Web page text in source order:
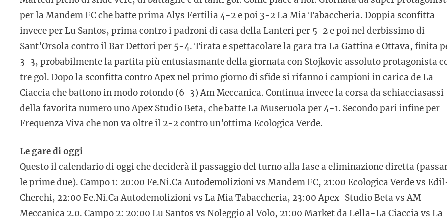
per la Mandem FC che batte prima Alys Fertilia 4-2 e poi 3-2 La Mia Tabaccheria. Doppia sconfitta
invece per Lu Santos, prima contro i padroni di casa della Lanteri per 5-2 e poi nel derbissimo di
Sant’Orsola contro il Bar Dettori per 5-4. Tirata e spettacolare la gara tra La Gattina e Ottava, finita
3-3, probabilmente la partita più entusiasmante della giornata con Stojkovic assoluto protagonista
tre gol. Dopo la sconfitta contro Apex nel primo giorno di sfide si rifanno i campioni in carica de La
Ciaccia che battono in modo rotondo (6-3) Am Meccanica. Continua invece la corsa da schiacciasassi
della favorita numero uno Apex Studio Beta, che batte La Museruola per 4-1. Secondo pari infine per
Frequenza Viva che non va oltre il 2-2 contro un’ottima Ecologica Verde.
Le gare di oggi
Questo il calendario di oggi che deciderà il passaggio del turno alla fase a eliminazione diretta
le prime due). Campo 1: 20:00 Fe.Ni.Ca Autodemolizioni vs Mandem FC, 21:00 Ecologica Verde vs
Cherchi, 22:00 Fe.Ni.Ca Autodemolizioni vs La Mia Tabaccheria, 23:00 Apex-Studio Beta vs AM
Meccanica 2.0. Campo 2: 20:00 Lu Santos vs Noleggio al Volo, 21:00 Market da Lella-La Ciaccia vs La